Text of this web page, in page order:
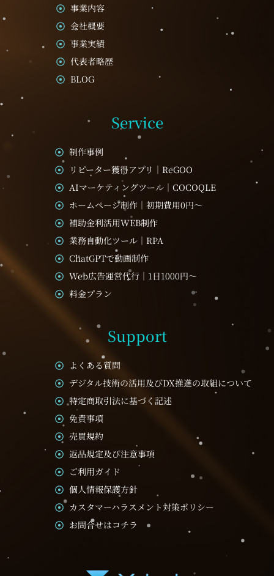
事業内容
会社概要
事業実績
代表者略歴
BLOG
Service
制作事例
リピーター獲得アプリ｜ReGOO
AIマーケティングツール｜COCOQLE
ホームページ制作｜初期費用0円～
補助金利活用WEB制作
業務自動化ツール｜RPA
ChatGPTで動画制作
Web広告運営代行｜1日1000円～
料金プラン
Support
よくある質問
デジタル技術の活用及びDX推進の取組について
特定商取引法に基づく記述
免責事項
売買規約
返品規定及び注意事項
ご利用ガイド
個人情報保護方針
カスタマーハラスメント対策ポリシー
お問合せはコチラ